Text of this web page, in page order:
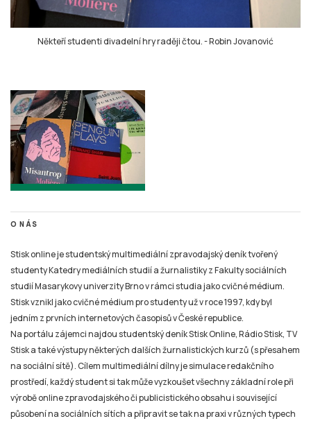
Někteří studenti divadelní hry raději čtou.-Robin Jovanović
O NÁS
Stisk online je studentský multimediální zpravodajský deník tvořený
studenty Katedry mediálních studií a žurnalistiky z Fakulty sociálních
studií Masarykovy univerzity Brno v rámci studia jako cvičné médium.
Stisk vznikl jako cvičné médium pro studenty už v roce 1997, kdy byl
jedním z prvních internetových časopisů v České republice.
Na portálu zájemci najdou studentský deník Stisk Online, Rádio Stisk, TV
Stisk a také výstupy některých dalších žurnalistických kurzů (s přesahem
na sociální sítě). Cílem multimediální dílny je simulace redakčního
prostředí, každý student si tak může vyzkoušet všechny základní role při
výrobě online zpravodajského či publicistického obsahu i související
působení na sociálních sítích a připravit se tak na praxi v různých typech